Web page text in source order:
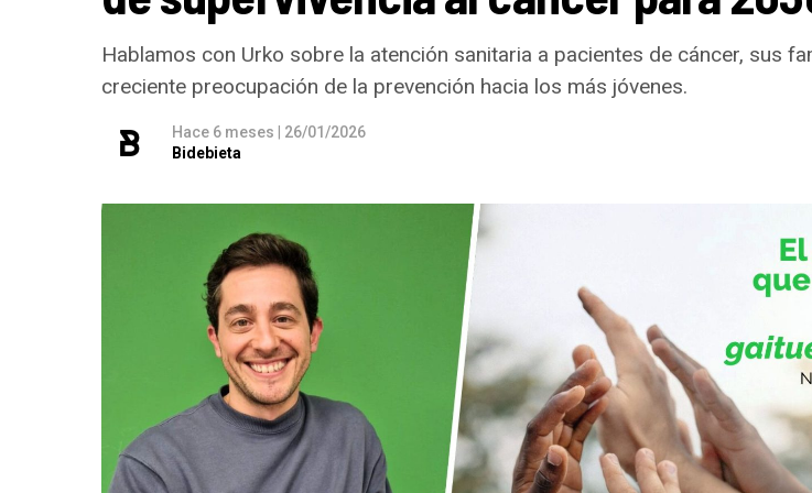
Viernes 11 de septiembre
Neomak
Kaotiko
Sábado 19 de septiembre
Hablamos con Urko sobre la atención sanitaria a pacientes de cáncer, sus
creciente preocupación de la prevención hacia los más jóvenes.
Hace 6 meses | 26/01/2026
Bidebieta